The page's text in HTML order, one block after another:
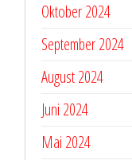
Oktober 2024
September 2024
August 2024
Juni 2024
Mai 2024